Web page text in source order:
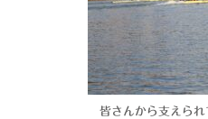
皆さんから支えら